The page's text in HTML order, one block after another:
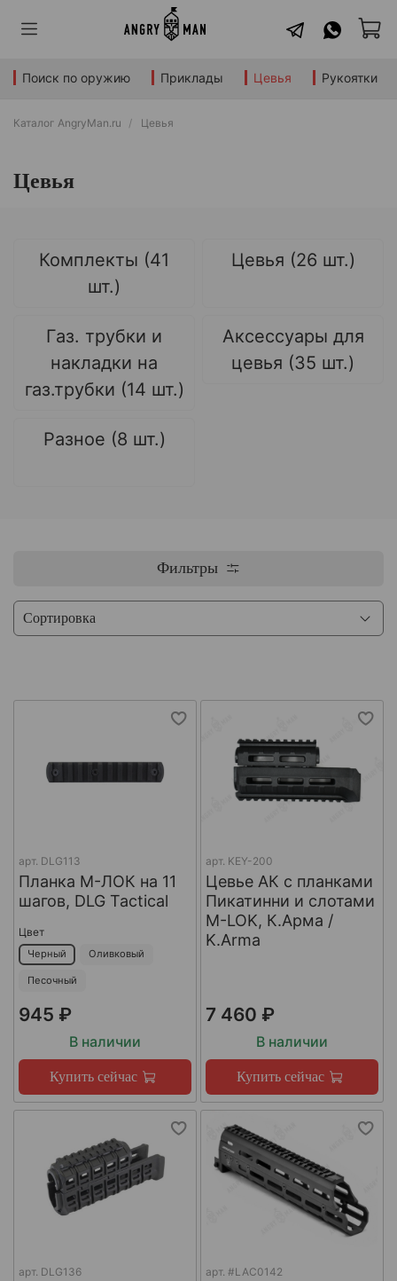
Поиск по оружию Приклады Цевья Рукоятки
Каталог AngryMan.ru Цевья
Цевья
Комплекты (41
шт.)
Цевья (26 шт.)
Газ. трубки и
накладки на
газ.трубки (14 шт.)
Аксессуары для
цевья (35 шт.)
Разное (8 шт.)
Фильтры
арт. DLG113
Планка М-ЛОК на 11
шагов, DLG Tactical
Цвет
Черный Оливковый
Песочный
945 ₽
В наличии
Купить сейчас
арт. KEY-200
Цевье АК с планками
Пикатинни и слотами
M-LOK, К.Арма /
K.Arma
7 460 ₽
В наличии
Купить сейчас
арт. DLG136 арт. #LAC0142